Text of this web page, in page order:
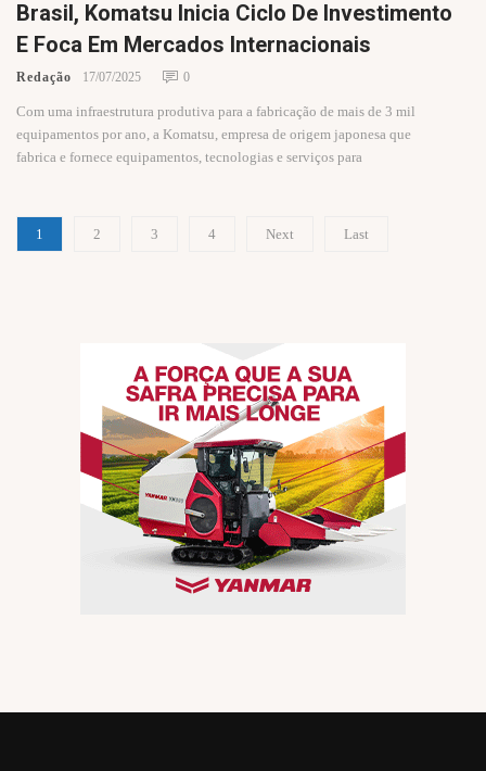
Brasil, Komatsu Inicia Ciclo De Investimento
E Foca Em Mercados Internacionais
Redação 17/07/2025 0
Com uma infraestrutura produtiva para a fabricação de mais de 3 mil
equipamentos por ano, a Komatsu, empresa de origem japonesa que
fabrica e fornece equipamentos, tecnologias e serviços para
1 2 3 4 Next Last